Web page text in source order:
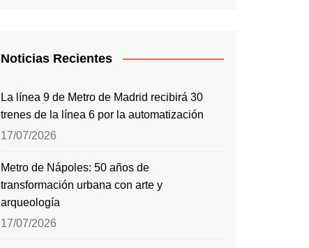
Noticias Recientes
La línea 9 de Metro de Madrid recibirá 30
trenes de la línea 6 por la automatización
17/07/2026
Metro de Nápoles: 50 años de
transformación urbana con arte y
arqueología
17/07/2026